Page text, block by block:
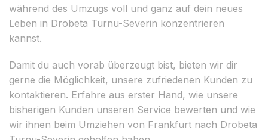
während des Umzugs voll und ganz auf dein neues
Leben in Drobeta Turnu-Severin konzentrieren
kannst.
Damit du auch vorab überzeugt bist, bieten wir dir
gerne die Möglichkeit, unsere zufriedenen Kunden zu
kontaktieren. Erfahre aus erster Hand, wie unsere
bisherigen Kunden unseren Service bewerten und wie
wir ihnen beim Umziehen von Frankfurt nach Drobeta